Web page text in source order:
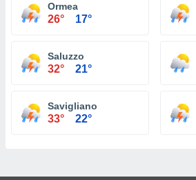
Ormea
26° 17°
Saluzzo
32° 21°
Savigliano
33° 22°